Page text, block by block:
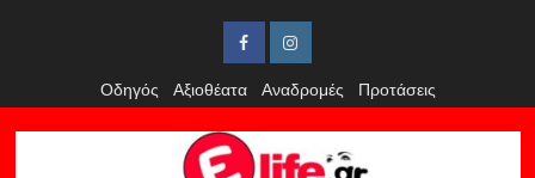
FacebookInstagram
Οδηγός
Αξιοθέατα Αναδρομές Προτάσεις